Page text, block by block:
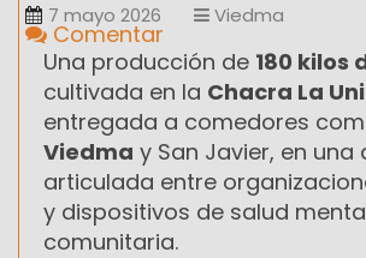
7 mayo 2026 Viedma
Comentar
Una producción de 180 kilos
cultivada en la Chacra La
entregada a comedores
Viedma y San Javier, en una
articulada entre
y dispositivos de salud
comunitaria.